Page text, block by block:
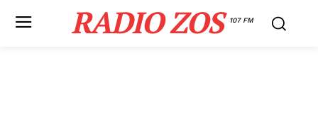
RADIO ZOS 107 FM